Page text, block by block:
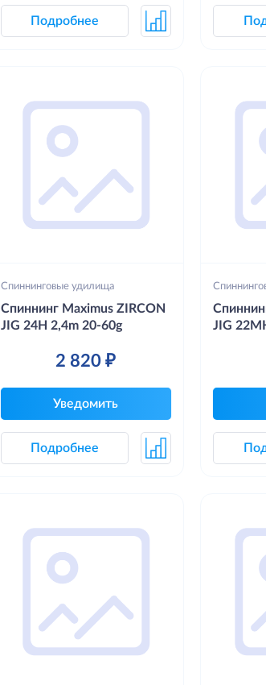
Подробнее
Спиннинговые удилища
Спиннинг Maximus ZIRCON
JIG 24H 2,4m 20-60g
2 820 ₽
Уведомить
Подробнее
JIG